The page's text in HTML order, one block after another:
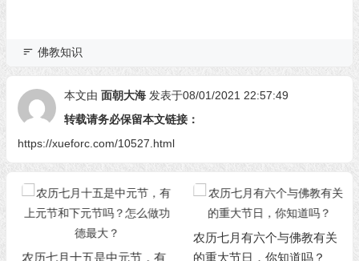
佛教知识
本文由 面朝大海 发表于08/01/2021 22:57:49
转载请务必保留本文链接：
https://xueforc.com/10527.html
农历七月十五是中元节，有
农历七月有六个与佛教有关
的重大节日，你知道吗？